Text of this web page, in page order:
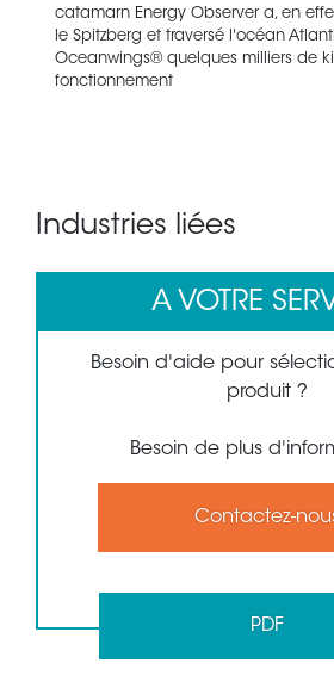
catamarn Energy Observer a, en
le Spitzberg et traversé l'océan
Oceanwings® quelques milliers de
fonctionnement
Industries liées
A VOTRE
Besoin d'aide pour
produit ?
Besoin de plus
Contactez-
PDF